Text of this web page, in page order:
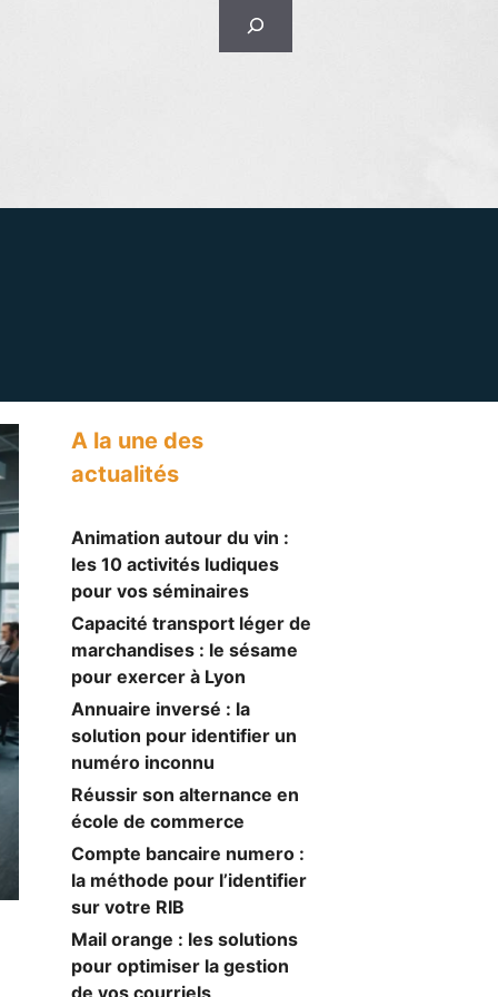
Rechercher
A la une des
actualités
Animation autour du vin :
les 10 activités ludiques
pour vos séminaires
Capacité transport léger de
marchandises : le sésame
pour exercer à Lyon
Annuaire inversé : la
solution pour identifier un
numéro inconnu
Réussir son alternance en
école de commerce
Compte bancaire numero :
la méthode pour l’identifier
sur votre RIB
Mail orange : les solutions
pour optimiser la gestion
de vos courriels